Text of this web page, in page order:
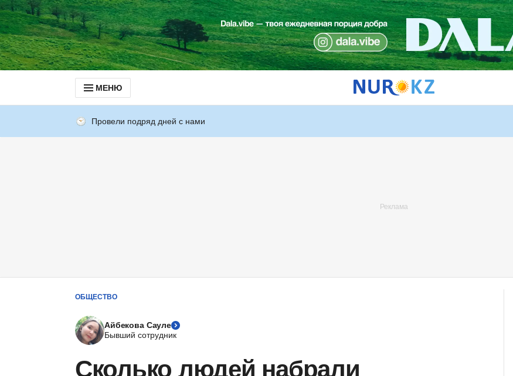
МЕНЮ
Провели подряд дней с нами
ОБЩЕСТВО
Айбекова Сауле
Бывший сотрудник
Сколько людей набрали